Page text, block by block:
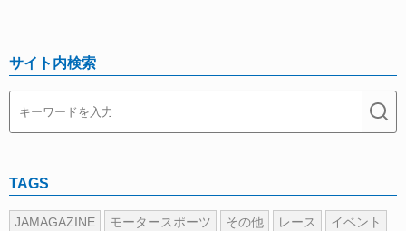
サイト内検索
TAGS
JAMAGAZINE モータースポーツ その他 レース イベント